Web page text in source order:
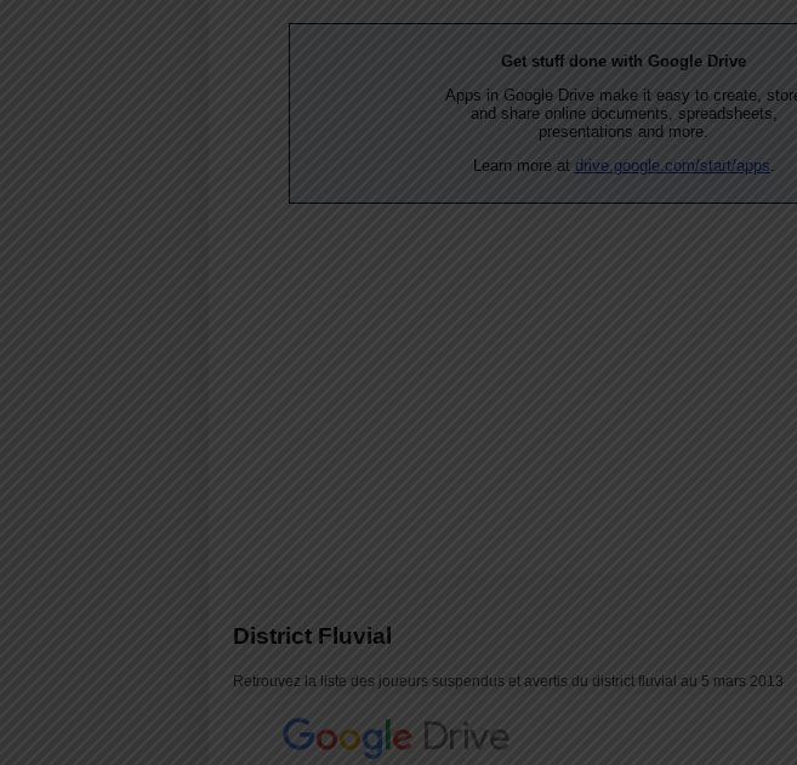
District Fluvial
Retrouvez la liste des joueurs suspendus et avertis du district fluvial au 5 mars 2013